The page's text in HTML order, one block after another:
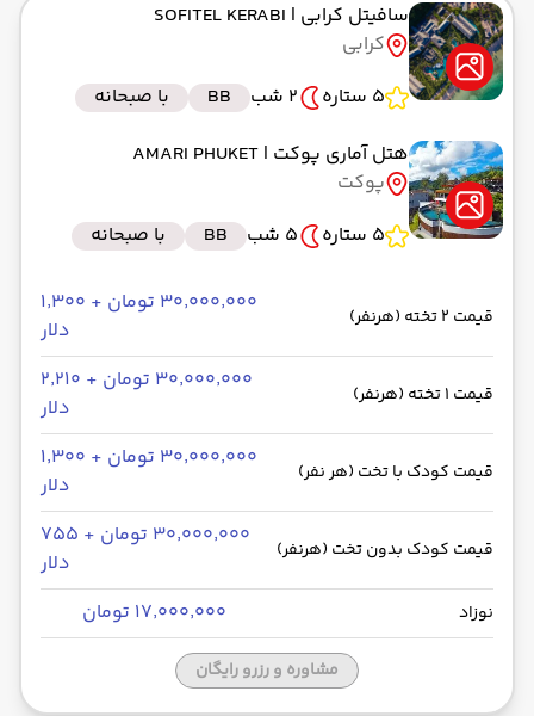
سافیتل کرابی | SOFITEL KERABI
کرابی
5 ستاره
2 شب BB
با صبحانه
هتل آماری پوکت | AMARI PHUKET
پوکت
5 ستاره
5 شب BB با صبحانه
قیمت 2 تخته (هرنفر)
۳۰٬۰۰۰٬۰۰۰ تومان + ۱٬۳۰۰
دلار
قیمت 1 تخته (هرنفر)
۳۰٬۰۰۰٬۰۰۰ تومان + ۲٬۲۱۰
دلار
قیمت کودک با تخت (هر نفر)
۳۰٬۰۰۰٬۰۰۰ تومان + ۱٬۳۰۰
دلار
قیمت کودک بدون تخت (هرنفر)
۳۰٬۰۰۰٬۰۰۰ تومان + ۷۵۵
دلار
نوزاد ۱۷٬۰۰۰٬۰۰۰ تومان
مشاوره و رزرو رایگان